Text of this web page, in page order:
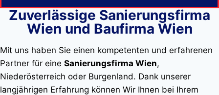
Zuverlässige Sanierungsfirma
Wien und Baufirma Wien
Mit uns haben Sie einen kompetenten und erfahrenen
Partner für eine Sanierungsfirma Wien,
Niederösterreich oder Burgenland. Dank unserer
langjährigen Erfahrung können Wir Ihnen bei Ihrem